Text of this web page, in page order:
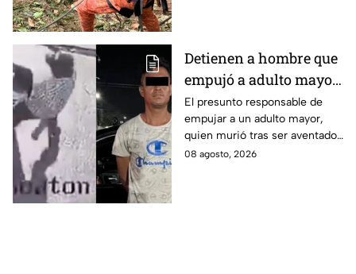
Detienen a hombre que
empujó a adulto mayor
hacia un tráiler en
Monterrey
El presunto responsable de
empujar a un adulto mayor,
quien murió tras ser aventado
al paso de un tráiler en
08 agosto, 2026